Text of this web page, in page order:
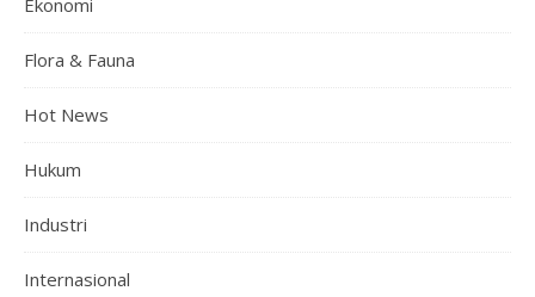
Ekonomi
Flora & Fauna
Hot News
Hukum
Industri
Internasional